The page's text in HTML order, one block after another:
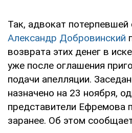
Так, адвокат
Александр Добровинский
возврата этих денег в
уже после оглашения
подачи апелляции.
назначено на 23 ноября,
представители Ефремова
заранее. Об этом